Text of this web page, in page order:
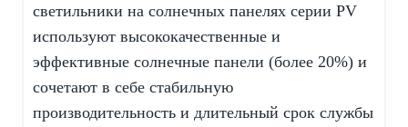
светильники на солнечных панелях серии PV
используют высококачественные и
эффективные солнечные панели (более 20%) и
сочетают в себе стабильную
производительность и длительный срок службы